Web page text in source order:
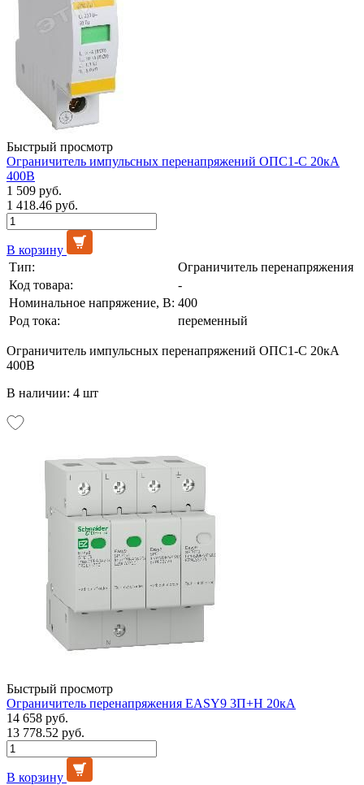
Быстрый просмотр
Ограничитель импульсных перенапряжений ОПС1-С 20кА
400В
1 509 руб.
1 418.46 руб.
В корзину
Тип:
Ограничитель перенапряжения
Код товара:
-
Номинальное напряжение, В: 400
Род тока:
переменный
Ограничитель импульсных перенапряжений ОПС1-С 20кА
400В
В наличии: 4 шт
Быстрый просмотр
Ограничитель перенапряжения EASY9 3П+H 20кА
14 658 руб.
13 778.52 руб.
В корзину